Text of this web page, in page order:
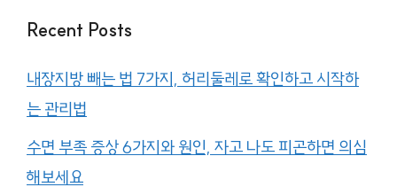
Recent Posts
내장지방 빼는 법 7가지, 허리둘레로 확인하고 시작하
는 관리법
수면 부족 증상 6가지와 원인, 자고 나도 피곤하면 의심
해보세요